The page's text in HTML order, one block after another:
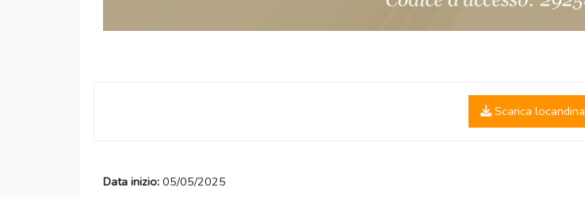
Scarica locandina
Data inizio: 05/05/2025